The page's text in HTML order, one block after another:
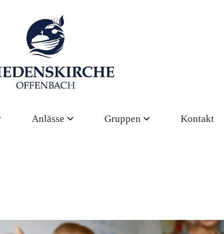
Anlässe Gruppen Kontakt